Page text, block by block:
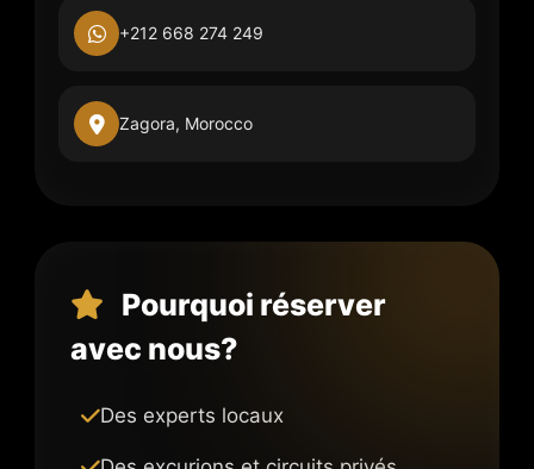
+212 668 274 249
Zagora, Morocco
Pourquoi réserver
avec nous?
Des experts locaux